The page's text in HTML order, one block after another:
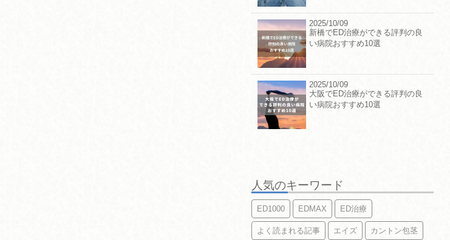
2025/10/09
新橋でED治療ができる評判の良
い病院おすすめ10選
2025/10/09
大阪でED治療ができる評判の良
い病院おすすめ10選
人気のキーワード
ED1000 EDMAX ED治療
よく読まれる記事 エイズ カントン包茎